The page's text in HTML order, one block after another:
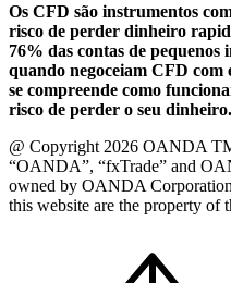
Os CFD são instrumentos
risco de perder dinheiro
76% das contas de
quando negoceiam CFD
se compreende como
risco de perder o seu dinheiro.
@ Copyright 2026 OANDA
“OANDA”, “fxTrade” and
owned by OANDA
this website are the property of